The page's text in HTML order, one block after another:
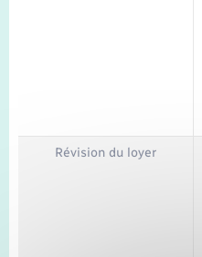
Révision du loyer